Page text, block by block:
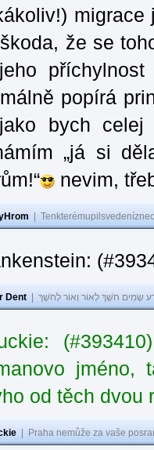
že se
popírá
bych celej
„já si
nevim,
Dent שָׂמִים חֹשֶׁךְ לְאוֹר וְאוֹר לְחֹשֶׁךְ
jméno,
od těch dvou
Praha nemůže za vaše